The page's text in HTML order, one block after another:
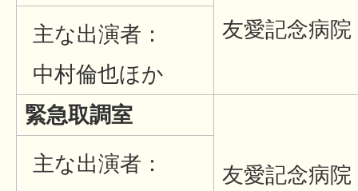
友愛記念病院
主な出演者：
中村倫也ほか
緊急取調室
友愛記念病院
主な出演者：